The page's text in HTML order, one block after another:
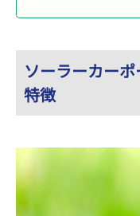
ソーラーカー
特徴